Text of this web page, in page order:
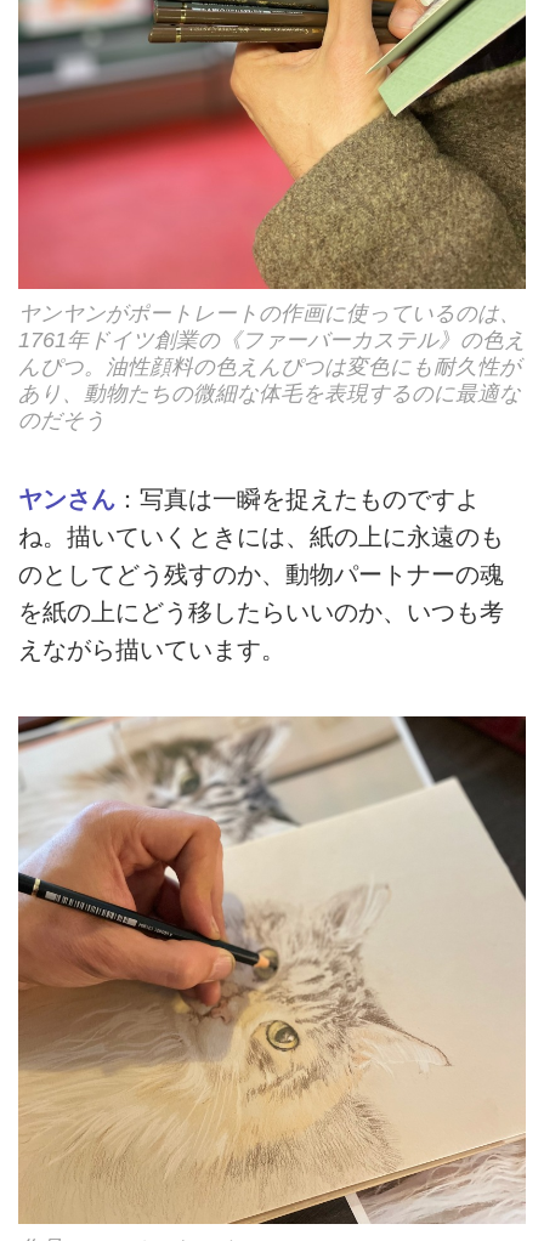
ヤンヤンがポートレートの作画に使っているのは、
1761年ドイツ創業の《ファーバーカステル》の色え
んぴつ。油性顔料の色えんぴつは変色にも耐久性が
あり、動物たちの微細な体毛を表現するのに最適な
のだそう
ヤンさん ：写真は一瞬を捉えたものですよ
ね。描いていくときには、紙の上に永遠のも
のとしてどう残すのか、動物パートナーの魂
を紙の上にどう移したらいいのか、いつも考
えながら描いています。